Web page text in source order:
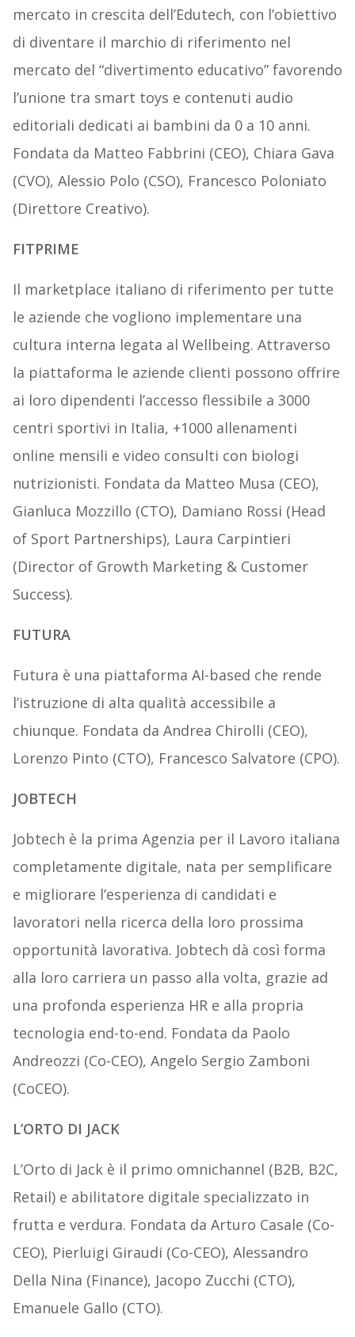
mercato in crescita dell’Edutech, con l’obiettivo
di diventare il marchio di riferimento nel
mercato del “divertimento educativo” favorendo
l’unione tra smart toys e contenuti audio
editoriali dedicati ai bambini da 0 a 10 anni.
Fondata da Matteo Fabbrini (CEO), Chiara Gava
(CVO), Alessio Polo (CSO), Francesco Poloniato
(Direttore Creativo).
FITPRIME
Il marketplace italiano di riferimento per tutte
le aziende che vogliono implementare una
cultura interna legata al Wellbeing. Attraverso
la piattaforma le aziende clienti possono offrire
ai loro dipendenti l’accesso flessibile a 3000
centri sportivi in Italia, +1000 allenamenti
online mensili e video consulti con biologi
nutrizionisti. Fondata da Matteo Musa (CEO),
Gianluca Mozzillo (CTO), Damiano Rossi (Head
of Sport Partnerships), Laura Carpintieri
(Director of Growth Marketing & Customer
Success).
FUTURA
Futura è una piattaforma AI-based che rende
l’istruzione di alta qualità accessibile a
chiunque. Fondata da Andrea Chirolli (CEO),
Lorenzo Pinto (CTO), Francesco Salvatore (CPO).
JOBTECH
Jobtech è la prima Agenzia per il Lavoro italiana
completamente digitale, nata per semplificare
e migliorare l’esperienza di candidati e
lavoratori nella ricerca della loro prossima
opportunità lavorativa. Jobtech dà così forma
alla loro carriera un passo alla volta, grazie ad
una profonda esperienza HR e alla propria
tecnologia end-to-end. Fondata da Paolo
Andreozzi (Co-CEO), Angelo Sergio Zamboni
(CoCEO).
L’ORTO DI JACK
L’Orto di Jack è il primo omnichannel (B2B, B2C,
Retail) e abilitatore digitale specializzato in
frutta e verdura. Fondata da Arturo Casale (Co-
CEO), Pierluigi Giraudi (Co-CEO), Alessandro
Della Nina (Finance), Jacopo Zucchi (CTO),
Emanuele Gallo (CTO).